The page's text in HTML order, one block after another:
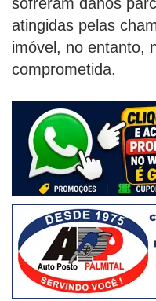
atingidas pelas
imóvel, no entanto,
comprometida.